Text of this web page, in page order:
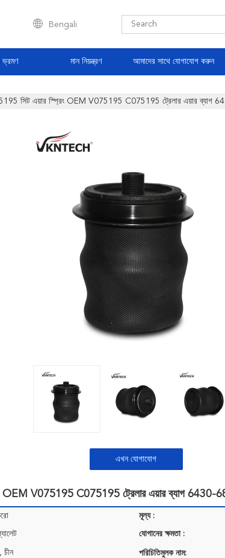
Bengali
ভ্রমণ মান নিয়ন্ত্রণ আমাদের সাথে যোগাযোগ করুন
সিট এয়ার স্প্রিং OEM V075195 C075195 ট্রেলার এয়ার ব্যাগ
এখন যোগাযোগ
OEM V075195 C075195 ট্রেলার এয়ার ব্যাগ 6430-
মূল্য :
যোগানের ক্ষমতা :
চীন পরিচিতিমুলক নাম: